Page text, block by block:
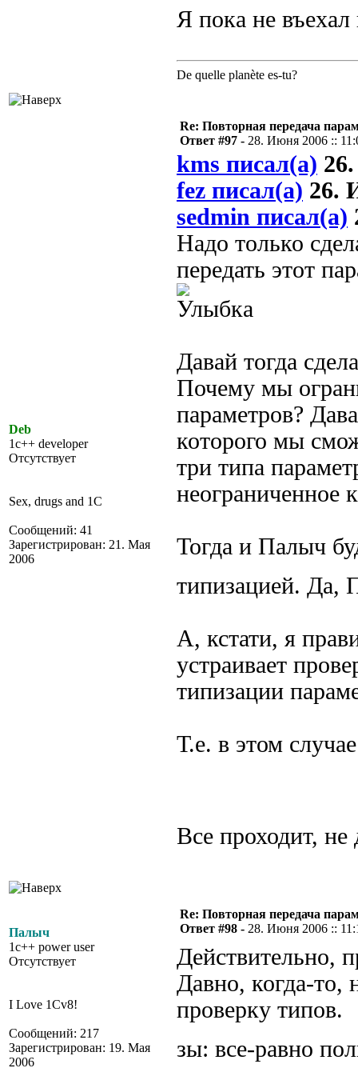
Я пока не
De quelle planète es-tu?
Deb
1c++ developer
Отсутствует
Sex, drugs and 1C
Сообщений: 41
Зарегистрирован: 21. Мая
2006
Re: Повторная передача
Ответ #97 - 28. Июня 2006 ::
kms писал(а)
fez писал(а) 26.
sedmin писал(а)
Надо только
передать этот
Давай тогда
Почему мы
параметров?
которого мы
три типа
неограниченное
Тогда и Палыч
типизацией. Да,
А, кстати, я
устраивает
типизации
Т.е. в этом
Все проходит,
Палыч
1c++ power user
Отсутствует
I Love 1Cv8!
Сообщений: 217
Зарегистрирован: 19. Мая
2006
Re: Повторная передача
Ответ #98 - 28. Июня 2006 ::
Действительно,
Давно, когда-то,
проверку типов.
зы: все-равно